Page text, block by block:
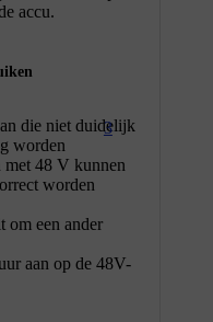
accu.
die niet duidelijk
worden
met 48 V kunnen
worden
om een ander
aan op de 48V-
3